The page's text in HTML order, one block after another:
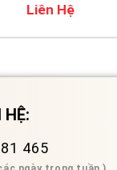
Liên Hệ
HỆ:
465